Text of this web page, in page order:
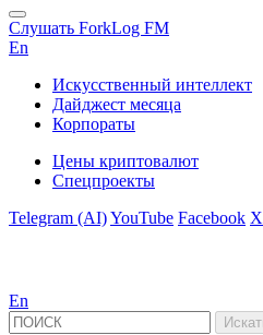
Слушать ForkLog FM
En
Искусственный интеллект
Дайджест месяца
Корпораты
Цены криптовалют
Спецпроекты
Telegram (AI)YouTube Facebook X
En